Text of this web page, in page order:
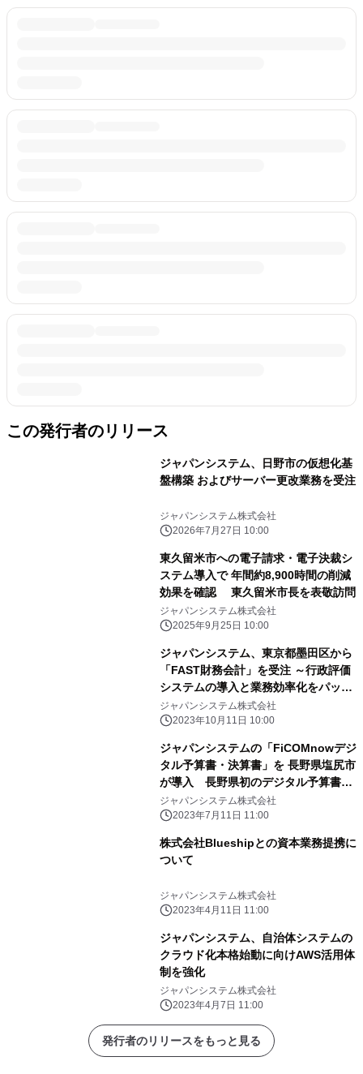
この発行者のリリース
ジャパンシステム、日野市の仮想化基
盤構築 およびサーバー更改業務を受注
ジャパンシステム株式会社
2026年7月27日 10:00
東久留米市への電子請求・電子決裁シ
ステム導入で 年間約8,900時間の削減
効果を確認 東久留米市長を表敬訪問
ジャパンシステム株式会社
2025年9月25日 10:00
ジャパンシステム、東京都墨田区から
「FAST財務会計」を受注 ～行政評価
システムの導入と業務効率化をパッケ
ージで実現～
ジャパンシステム株式会社
2023年10月11日 10:00
ジャパンシステムの「FiCOMnowデジ
タル予算書・決算書」を 長野県塩尻市
が導入 長野県初のデジタル予算書の
運用を開始
ジャパンシステム株式会社
2023年7月11日 11:00
株式会社Blueshipとの資本業務提携に
ついて
ジャパンシステム株式会社
2023年4月11日 11:00
ジャパンシステム、自治体システムの
クラウド化本格始動に向けAWS活用体
制を強化
ジャパンシステム株式会社
2023年4月7日 11:00
発行者のリリースをもっと見る